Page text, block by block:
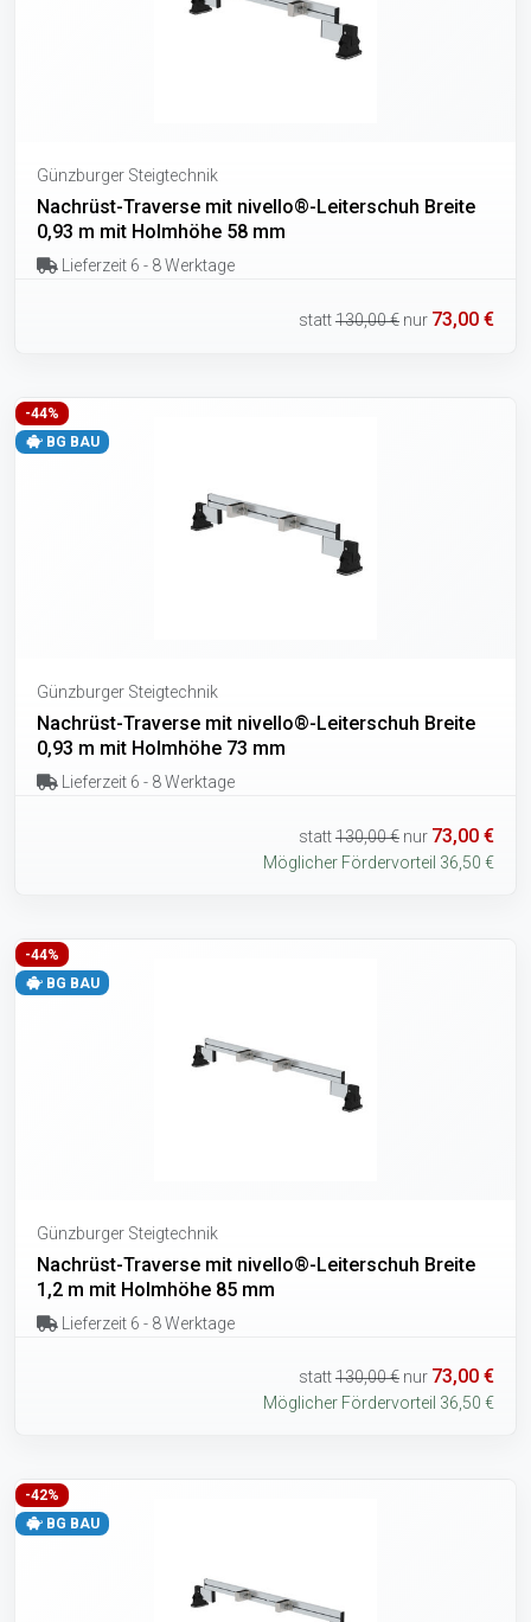
Günzburger Steigtechnik
Nachrüst-Traverse mit nivello®-Leiterschuh Breite
0,93 m mit Holmhöhe 58 mm
Lieferzeit 6 - 8 Werktage
statt130,00 € nur 73,00 €
-44%
BG BAU
Günzburger Steigtechnik
Nachrüst-Traverse mit nivello®-Leiterschuh Breite
0,93 m mit Holmhöhe 73 mm
Lieferzeit 6 - 8 Werktage
statt130,00 € nur 73,00 €
Möglicher Fördervorteil 36,50 €
-44%
BG BAU
Günzburger Steigtechnik
Nachrüst-Traverse mit nivello®-Leiterschuh Breite
1,2 m mit Holmhöhe 85 mm
Lieferzeit 6 - 8 Werktage
statt130,00 € nur 73,00 €
Möglicher Fördervorteil 36,50 €
-42%
BG BAU